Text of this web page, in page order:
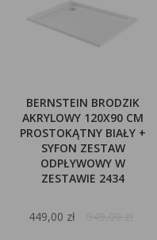
BERNSTEIN BRODZIK
AKRYLOWY 120X90 CM
PROSTOKĄTNY BIAŁY +
SYFON ZESTAW
ODPŁYWOWY W
ZESTAWIE 2434
449,00 zł